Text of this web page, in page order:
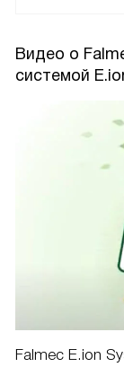
Видео о
системой
Falmec E.ion